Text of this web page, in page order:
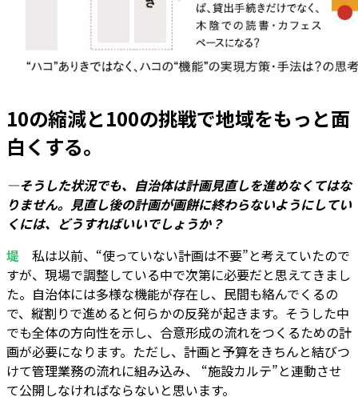
10の縮減と100の挑戦で地域をもっと面
白くする。
―そうした状況でも、自治体は計画見直しを進めなくてはな
りません。見直し後の計画が画餅に終わらないようにしてい
くには、どうすればいいでしょうか？
堤 私は以前、“使っていない計画は不要”と考えていたので
すが、現場で調整している中で次第に必要だと思えてきまし
た。自治体には多様な機能が存在し、民間も絡んでくるの
で、縦割りで進めると何らかの反発が起きます。そうした中
でも全体の方向性を示し、合意形成の流れをつくるための計
画が必要になります。ただし、計画と予算をきちんと結びつ
けて管理業務の流れに組み込み、 “施設カルテ”と連動させ
て公開しなければならないと思います。